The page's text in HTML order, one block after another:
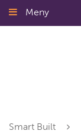
Gå
till
Meny
Smart Built